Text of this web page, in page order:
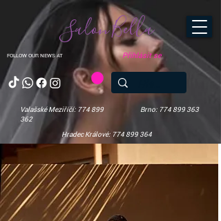
FOLLOW OUR NEWS AT
Salon Bella
Valašské Meziříčí: 774 899
362
Brno: 774 899 363
Hradec Králové: 774 899 364
Přihlásit se